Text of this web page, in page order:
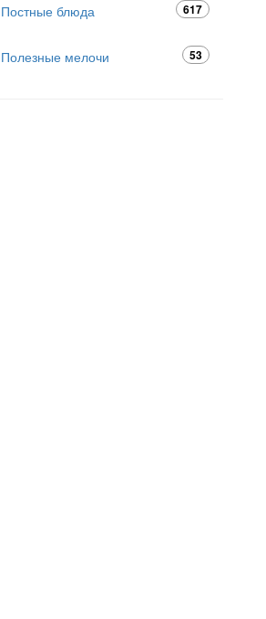
Постные блюда 617
Полезные мелочи 53